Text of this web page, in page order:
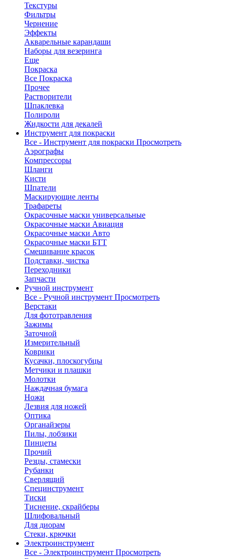
Текстуры
Фильтры
Чернение
Эффекты
Акварельные карандаши
Наборы для везеринга
Еще
Покраска
Все Покраска
Прочее
Растворители
Шпаклевка
Полироли
Жидкости для декалей
Инструмент для покраски
Все - Инструмент для покраски Просмотреть
Аэрографы
Компрессоры
Шланги
Кисти
Шпатели
Маскирующие ленты
Трафареты
Окрасочные маски универсальные
Окрасочные маски Авиация
Окрасочные маски Авто
Окрасочные маски БТТ
Смешивание красок
Подставки, чистка
Переходники
Запчасти
Ручной инструмент
Все - Ручной инструмент Просмотреть
Верстаки
Для фототравления
Зажимы
Заточной
Измерительный
Коврики
Кусачки, плоскогубцы
Метчики и плашки
Молотки
Наждачная бумага
Ножи
Лезвия для ножей
Оптика
Органайзеры
Пилы, лобзики
Пинцеты
Прочий
Резцы, стамески
Рубанки
Сверлящий
Специнструмент
Тиски
Тиснение, скрайберы
Шлифовальный
Для диорам
Стеки, крючки
Электроинструмент
Все - Электроинструмент Просмотреть